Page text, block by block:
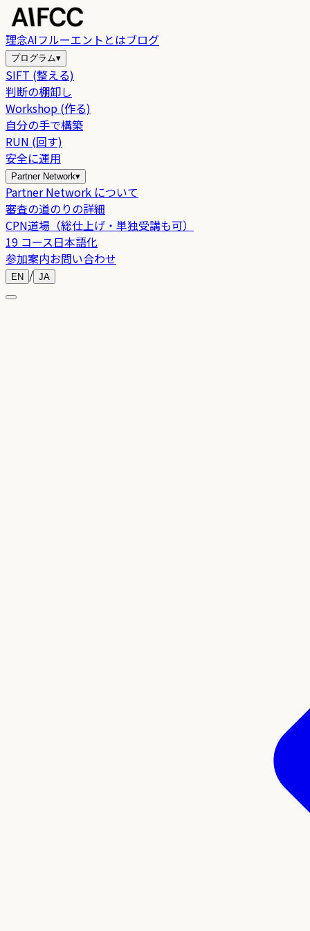
理念AIフルーエントとはブログ
プログラム▾
SIFT (整える)
判断の棚卸し
Workshop (作る)
自分の手で構築
RUN (回す)
安全に運用
Partner Network▾
Partner Network について
審査の道のりの詳細
CPN道場（総仕上げ・単独受講も可）
19 コース日本語化
参加案内お問い合わせ
EN / JA